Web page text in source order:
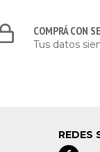
COMPRÁ CON
Tus datos
REDES